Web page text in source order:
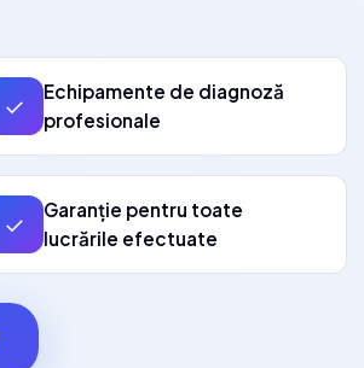
✓
Echipamente de diagnoză
profesionale
✓
Garanție pentru toate
lucrările efectuate